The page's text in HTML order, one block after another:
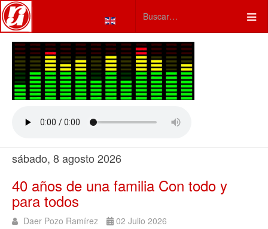
Seleccione su idioma
Type 2 or more characters
sábado, 8 agosto 2026
40 años de una familia Con todo y
para todos
Daer Pozo Ramírez
02 Julio 2026